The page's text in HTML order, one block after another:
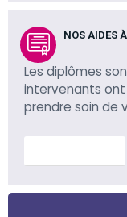
NOS AIDES
Les diplômes
intervenants ont
prendre soin de